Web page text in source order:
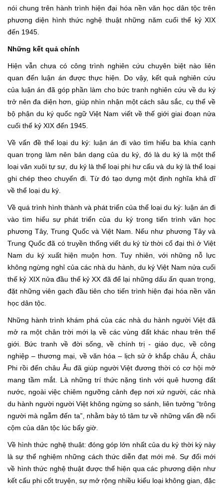
nói chung trên hành trình hiện đại hóa nền văn học dân tộc trên
phương diện hình thức nghệ thuật những năm cuối thế kỷ XIX
đến 1945.
Những kết quả chính
Hiện vẫn chưa có công trình nghiên cứu chuyên biệt nào liên
quan đến luận án được thực hiện. Do vậy, kết quả nghiên cứu
của luận án đã góp phần làm cho bức tranh nghiên cứu về du ký
trở nên đa diện hơn, giúp nhìn nhận một cách sâu sắc, cụ thể về
bộ phận du ký quốc ngữ Việt Nam viết về thế giới giai đoạn nửa
cuối thế kỷ XIX đến 1945.
Về vấn đề thể loại du ký: luận án đi vào tìm hiểu ba khía cạnh
quan trọng làm nên bản dạng của du ký, đó là du ký là một thể
loại văn xuôi tự sự, du ký là thể loại phi hư cấu và du ký là thể loại
ghi chép theo chuyến đi. Từ đó tạo dựng một định nghĩa khả dĩ
về thể loại du ký.
Về quá trình hình thành và phát triển của thể loại du ký: luận án đi
vào tìm hiểu sự phát triển của du ký trong tiến trình văn học
phương Tây, Trung Quốc và Việt Nam. Nếu như phương Tây và
Trung Quốc đã có truyền thống viết du ký từ thời cổ đại thì ở Việt
Nam du ký xuất hiện muộn hơn. Tuy nhiên, với những nỗ lực
không ngừng nghỉ của các nhà du hành, du ký Việt Nam nửa cuối
thế kỷ XIX nửa đầu thế kỷ XX đã để lại những dấu ấn quan trọng,
đặt những viên gạch đầu tiên cho tiến trình hiện đại hóa nền văn
học dân tộc.
Những hành trình khám phá của các nhà du hành người Việt đã
mở ra một chân trời mới lạ về các vùng đất khác nhau trên thế
giới. Bức tranh về đời sống, về chính trị - giáo dục, về công
nghiệp – thương mại, về văn hóa – lịch sử ở khắp châu Á, châu
Phi rồi đến châu Âu đã giúp người Việt đương thời có cơ hội mở
mang tầm mắt. Là những trí thức nặng tình với quê hương đất
nước, ngoài việc chiêm ngưỡng cảnh đẹp nơi xứ người, các nhà
du hành người người Việt không ngừng so sánh, liên tưởng “trông
người mà ngẫm đến ta”, nhằm bày tỏ tâm tư về những vấn đề nổi
cộm của dân tộc lúc bấy giờ.
Về hình thức nghệ thuật: đóng góp lớn nhất của du ký thời kỳ này
là sự thể nghiệm những cách thức diễn đạt mới mẻ. Sự đổi mới
về hình thức nghệ thuật được thể hiện qua các phương diện như
kết cấu phi cốt truyện, sự mở rộng nhiều kiểu loại không gian, đặc